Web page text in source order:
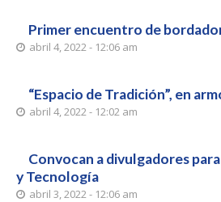
Primer encuentro de
abril 4, 2022 - 12:06 am
“Espacio de Tradición”, en
abril 4, 2022 - 12:02 am
Convocan a divulgadores
y Tecnología
abril 3, 2022 - 12:06 am